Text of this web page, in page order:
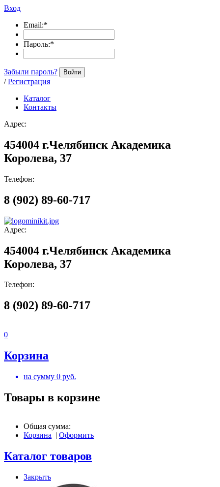
Вход
Email:*
Пароль:*
Забыли пароль? Войти
/ Регистрация
Каталог
Контакты
Адрес:
454004 г.Челябинск Академика
Королева, 37
Телефон:
8 (902) 89-60-717
Адрес:
454004 г.Челябинск Академика
Королева, 37
Телефон:
8 (902) 89-60-717
0
Корзина
на сумму 0 руб.
Товары в корзине
Общая сумма:
Корзина | Оформить
Каталог товаров
Закрыть